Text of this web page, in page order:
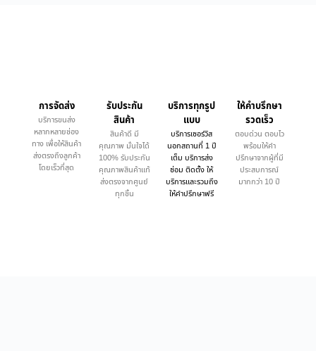
การจัดส่ง
บริการขนส่ง
หลากหลายช่อง
ทาง เพื่อให้สินค้า
ส่งตรงถึงลูกค้า
โดยเร็วที่สุด
รับประกัน
สินค้า
สินค้าดี มี
คุณภาพ มั่นใจได้
100% รับประกัน
คุณภาพสินค้าแท้
ส่งตรงจากศูนย์
ทุกชิ้น
บริการทุกรูป
แบบ
บริการเซอร์วิส
นอกสถานที่ 1 ปี
เต็ม บริการส่ง
ซ่อม ติดตั้ง ให้
บริการและรวมถึง
ให้คำปรึกษาฟรี
ให้คำบรึกษา
รวดเร็ว
ตอบด่วน ตอบไว
พร้อมให้คำ
ปรึกษาจากผู้ที่มี
ประสบการณ์
มากกว่า 10 ปี